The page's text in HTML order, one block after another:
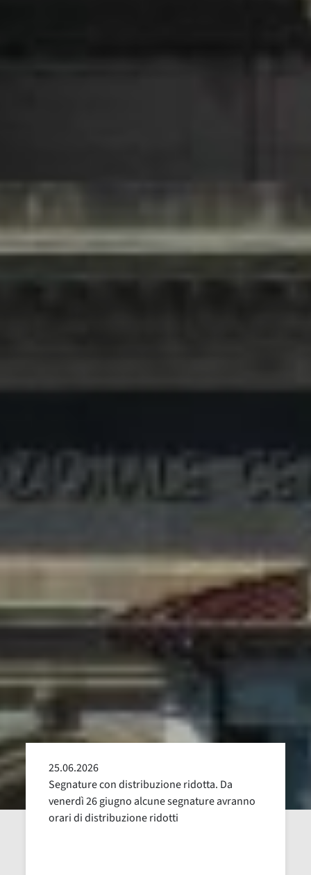
25.06.2026
Segnature con distribuzione ridotta. Da
venerdì 26 giugno alcune segnature avranno
orari di distribuzione ridotti